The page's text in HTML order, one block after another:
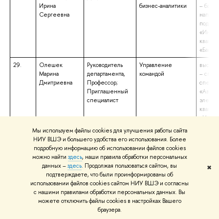
Мы используем файлы cookies для улучшения работы сайта
НИУ ВШЭ и большего удобства его использования. Более
подробную информацию об использовании файлов cookies
можно найти здесь, наши правила обработки персональных
данных –здесь. Продолжая пользоваться сайтом, вы
подтверждаете, что были проинформированы об
использовании файлов cookies сайтом НИУ ВШЭ и согласны
с нашими правилами обработки персональных данных. Вы
можете отключить файлы cookies в настройках Вашего
браузера.
✖
Ирина
Сергеевна
бизнес-аналитики
–
29.
Олешек
Марина
Дмитриевна
Руководитель
департамента,
Профессор;
Приглашенный
специалист
Управление
командой
–
Паршина
Анастасия
Алексеевна
Старший
преподаватель;
Методист
Независимый
экзамен по
программированию.
Базовый уровень